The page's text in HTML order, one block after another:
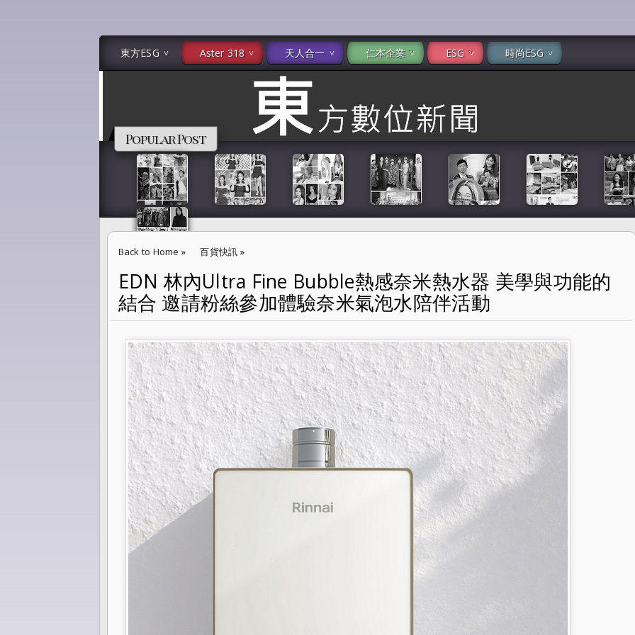
東方ESG Aster 318 天人合一 仁本企業 ESG 時尚ESG
Popular Post
Back to Home » 百貨快訊 »
EDN 林內Ultra Fine Bubble熱感奈米熱水器 美學與功能的結合 邀請粉絲參加體驗奈米氣泡水陪伴活動
EDN 林內Ultra Fine Bubble熱感奈米熱水器 美學與功能的
結合 邀請粉絲參加體驗奈米氣泡水陪伴活動